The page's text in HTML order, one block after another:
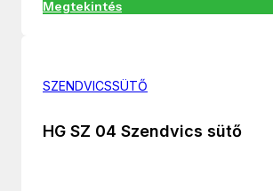
Megtekintés
SZENDVICSSÜTŐ
HG SZ 04 Szendvics sütő